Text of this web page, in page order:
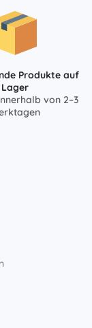
Produkte auf
Lager
von 2–3